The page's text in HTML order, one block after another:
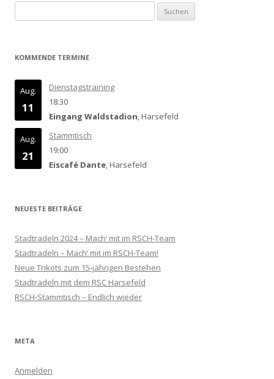
nach:
KOMMENDE TERMINE
Aug.
11
Dienstagstraining
18:30
Eingang Waldstadion, Harsefeld
Aug.
21
Stammtisch
19:00
Eiscafé Dante, Harsefeld
NEUESTE BEITRÄGE
Stadtradeln 2024 – Mach‘ mit im RSCH-Team
Stadtradeln – Mach‘ mit im RSCH-Team!
Neue Trikots zum 15-jährigen Bestehen
Stadtradeln mit dem RSC Harsefeld
RSCH-Stammtisch – Endlich wieder
META
Anmelden